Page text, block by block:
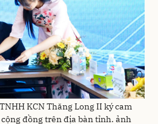
KCN Thăng Long II ký cam
đồng trên địa bàn tỉnh. ảnh